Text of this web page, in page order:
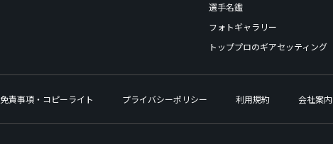
選手名鑑
フォトギャラリー
トッププロのギアセッティング
免責事項・コピーライト プライバシーポリシー 利用規約 会社案内